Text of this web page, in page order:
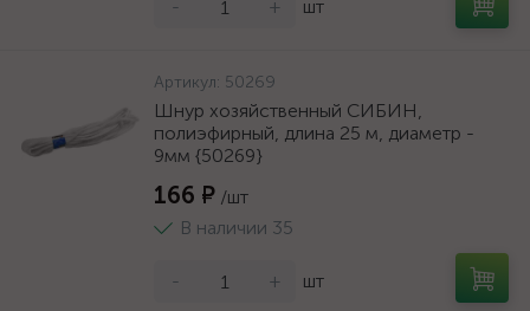
- + шт
Артикул: 50269
Шнур хозяйственный СИБИН,
полиэфирный, длина 25 м, диаметр -
9мм {50269}
166 ₽ /шт
В наличии 35
- + шт